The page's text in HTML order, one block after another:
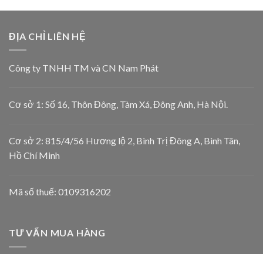
ĐỊA CHỈ LIÊN HỆ
Công ty TNHH TM và CN Nam Phát
Cơ sở 1: Số 16, Thôn Đông, Tàm Xá, Đông Anh, Hà Nội.
Cơ sở 2: 815/4/56 Hương lộ 2, Bình Trị Đông A, Bình Tân,
Hồ Chí Minh
Mã số thuế: 0109316202
TƯ VẤN MUA HÀNG